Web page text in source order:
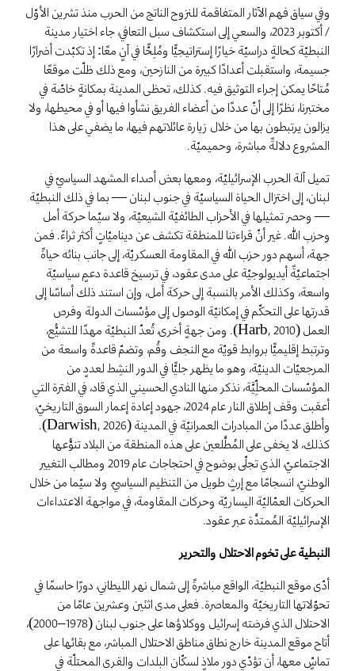
وفي سياق فهم الآثار المتفاقمة للنزوح الناتج من الحرب منذ تشرين الأوّل
/ أكتوبر 2023، والسعي إلى استكشاف سبل التعافي، جاء اختيار مدينة
النبطيّة كحالةٍ دراسيّة خيارًا إستراتيجيًّا ومُلِحًّا في آنٍ معًا: إذ تكبّدت أضرارًا
جسيمة، واستقبلت أعدادًا كبيرة من النازحين، ومع ذلك ظلّت موقعًا
مُتاحًا يمكن إجراء التوثيق فيه. كذلك، تحظى المدينة بمكانةٍ خاصّة في
مختبرنا، نظرًا إلى أنّ عددًا من أعضاء الفريق نشأوا فيها أو في محيطها، ولا
يزالون يرتبطون بها من خلال زيارة عائلاتهم فيها، ما يضفي على هذا
المشروع دلالةً مباشرة، وحميميّة.
تميل آلة الحرب الإسرائيليّة، ومعها بعض أصداء المشهد السياسيّ في
لبنان، إلى اختزال الحياة السياسيّة في جنوب لبنان — بما في ذلك النبطيّة
— وحصر تمثيلها في الأحزاب الطائفيّة الشيعيّة، ولا سيّما حركة أمل
وحزب الله. غير أنّ قراءتنا للمنطقة تكشف عن ديناميّاتٍ أكثر ثراءً. فمن
جهة، أسهم دور حزب الله في المقاومة العسكريّة، إلى جانب بنائه حياةً
اجتماعيّةً أيديولوجيّة على مدى عقود، في ترسيخ قاعدة دعمٍ سياسيّة
واسعة، وكذلك الأمر بالنسبة إلى حركة أمل، وإن استند ذلك أساسًا إلى
قدرتها على التحكّم في إمكانيّة الوصول إلى مؤسّسات الدولة وفرص
العمل (Harb, 2010). ومن جهةٍ أخرى، تُعدّ النبطيّة مهدًا للتشيُّع،
وترتبط إقليميًّا بروابط قويّة مع النجف وقُم، وتضمّ قاعدةً واسعة من
المرجعيّات الدينيّة، وهو ما يظهر جليًّا في الدور النشِط لعددٍ من
المؤسّسات المحلِّيَّة، نذكر منها النادي الحسيني الذي قاد، في الفترة التي
أعقبت وقف إطلاق النار عام 2024، جهود إعادة إعمار السوق التاريخيّ،
وأطلق عددًا من المبادرات العمرانيّة في المدينة (Darwish, 2026).
كذلك، لا يخفى على المُطَّلعين على هذه المنطقة من البلاد تنوُّعها
الاجتماعيّ، الذي تجلّى بوضوح في احتجاجات عام 2019 ومطالب التغيير
الوطنيّ، انسجامًا مع إرثٍ طويل من التنظيم السياسيّ، ولا سيّما من خلال
الحركات العمّاليّة اليساريّة وحركات المقاومة، في مواجهة الاعتداءات
الإسرائيليّة المُمتدَّة عبر عقود.
النبطية على تخوم الاحتلال والتحرير
أدّى موقع النبطيّة، الواقع مباشرةً إلى شمال نهر الليطاني، دورًا حاسمًا في
تحوّلاتها التاريخيّة والمعاصرة. فعلى مدى اثنَين وعشرين عامًا من
الاحتلال الذي فرضته إسرائيل ووكلاؤها على جنوب لبنان (1978–2000)،
أتاح موقع المدينة خارج نطاق مناطق الاحتلال المباشر، مع بقائها على
تماسٍّ معها، أن تؤدّي دور ملاذٍ لسكّان البلدات والقرى المحتلّة في